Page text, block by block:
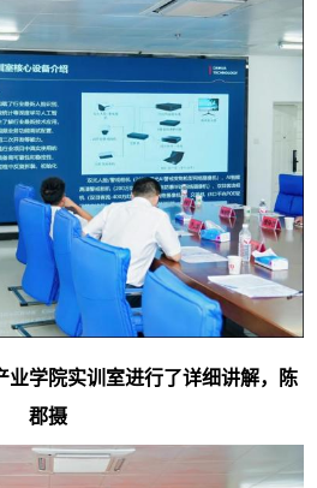
业学院实训室进行了详细讲解，陈
郡摄